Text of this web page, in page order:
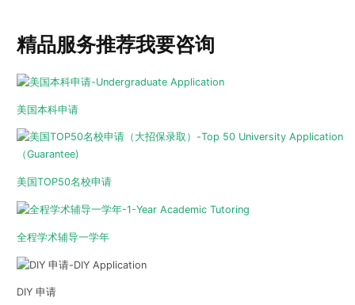
精品服务推荐我要咨询
美国本科申请
美国TOP50名校申请
全程学术辅导一学年
DIY 申请